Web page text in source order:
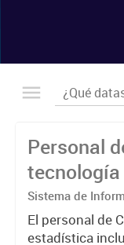
Personal
tecnología
Sistema de
Tecnología
El personal de
estadística